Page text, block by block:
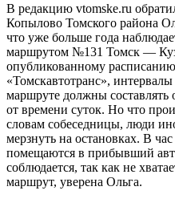
В редакцию vtomske.ru
Копылово Томского района
что уже больше года
маршрутом №131 Томск —
опубликованному расписанию
«Томскавтотранс»,
маршруте должны составлять
от времени суток. Но что
словам собеседницы, люди
мерзнуть на остановках. В
помещаются в прибывший
соблюдается, так как не
маршрут, уверена Ольга.